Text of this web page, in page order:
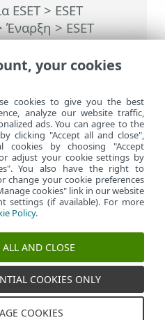
ESET> ESET
Έναρξη>ESET
φορέα>Τοπική
του Φορέα από
εργασίας
Διαχείριση cookies
your cookies
cookies to give you the best
analyze our website traffic,
ads. You can agree to the
clicking "Accept all and close",
cookies by choosing "Accept
adjust your cookie settings by
You also have the right to
change your cookie preferences
cookies" link in our website
settings (if available). For more
Policy.
ALL AND CLOSE
COOKIES ONLY
COOKIES